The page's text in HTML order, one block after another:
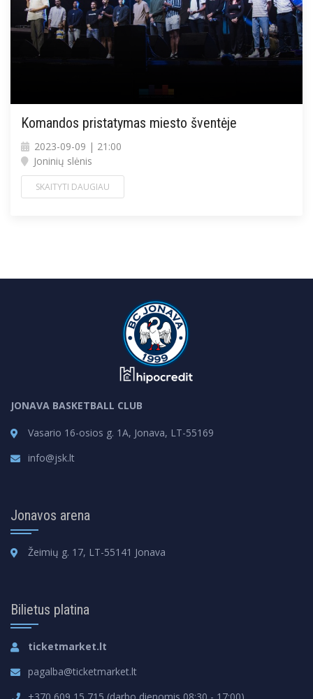
Komandos pristatymas miesto šventėje
2023-09-09 | 21:00
Joninių slėnis
SKAITYTI DAUGIAU
JONAVA BASKETBALL CLUB
Vasario 16-osios g. 1A, Jonava, LT-55169
info@jsk.lt
Jonavos arena
Žeimių g. 17, LT-55141 Jonava
Bilietus platina
ticketmarket.lt
pagalba@ticketmarket.lt